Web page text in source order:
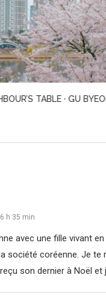
· GU BYEONG-MO
h 35 min
avec une fille vivant
société coréenne. Je
son dernier à Noël et